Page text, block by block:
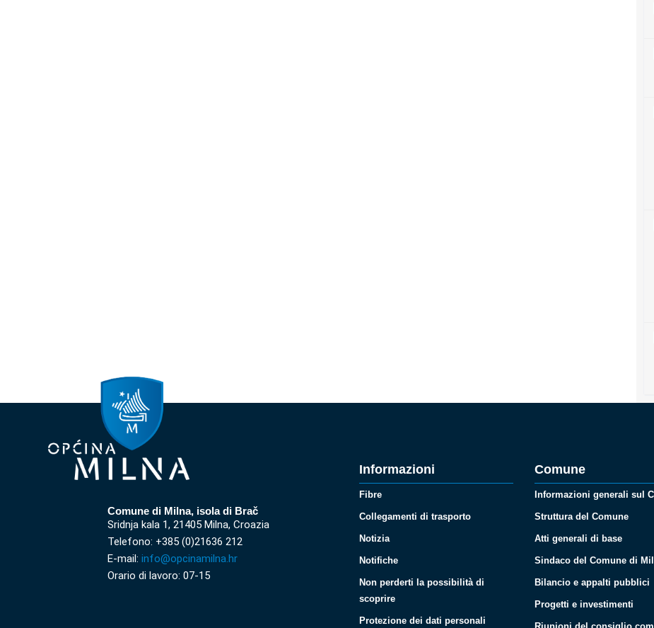
Comune di Milna, isola di Brač
Sridnja kala 1, 21405 Milna, Croazia
Telefono: +385 (0)21636 212
E-mail: info@opcinamilna.hr
Orario di lavoro: 07-15
Informazioni
Fibre
Collegamenti di trasporto
Notizia
Notifiche
Non perderti la possibilità di
scoprire
Protezione dei dati personali
Comune
Informazioni generali sul
Struttura del Comune
Atti generali di base
Sindaco del Comune di
Bilancio e appalti pubblici
Progetti e investimenti